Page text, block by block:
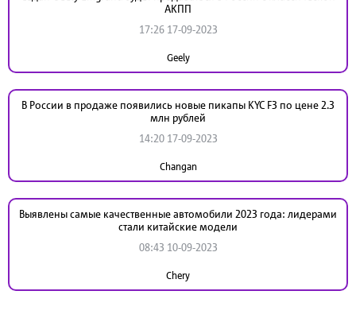
АКПП
17:26 17-09-2023
Geely
В России в продаже появились новые пикапы KYC F3 по цене 2.3
млн рублей
14:20 17-09-2023
Changan
Выявлены самые качественные автомобили 2023 года: лидерами
стали китайские модели
08:43 10-09-2023
Chery